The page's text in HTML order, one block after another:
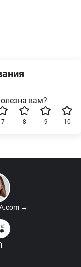
вам?
10
9
8
7
→